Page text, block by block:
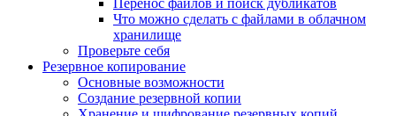
Перенос файлов и поиск дубликатов
Что можно сделать с файлами в облачном
хранилище
Проверьте себя
Резервное копирование
Основные возможности
Создание резервной копии